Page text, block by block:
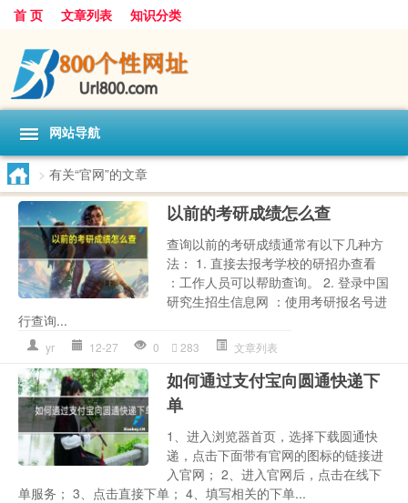
首 页 文章列表 知识分类
网站导航
> 有关“官网”的文章
以前的考研成绩怎么查
查询以前的考研成绩通常有以下几种方
法： 1. 直接去报考学校的研招办查看
：工作人员可以帮助查询。 2. 登录中国
研究生招生信息网 ：使用考研报名号进
行查询...
yr 12-27 0 283 文章列表
如何通过支付宝向圆通快递下
单
1、进入浏览器首页，选择下载圆通快
递，点击下面带有官网的图标的链接进
入官网； 2、进入官网后，点击在线下
单服务； 3、点击直接下单； 4、填写相关的下单...